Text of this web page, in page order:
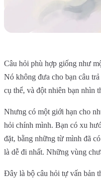
Câu hỏi phù hợp giống như
Nó không đưa cho bạn câu
cụ thể, và đột nhiên bạn nhìn
Nhưng có một giới hạn cho
hỏi chính mình. Bạn có xu
đặt, bằng những từ mình đã
là dễ đi nhất. Những vùng
Đây là bộ câu hỏi tự vấn bản